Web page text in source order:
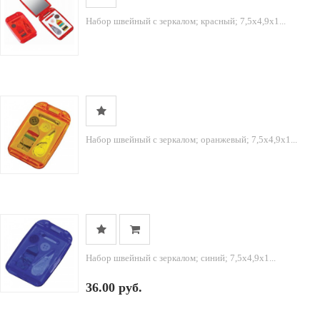
Набор швейный с зеркалом; красный; 7,5х4,9х1...
Набор швейный с зеркалом; оранжевый; 7,5х4,9х1...
Набор швейный с зеркалом; синий; 7,5х4,9х1...
36.00 руб.